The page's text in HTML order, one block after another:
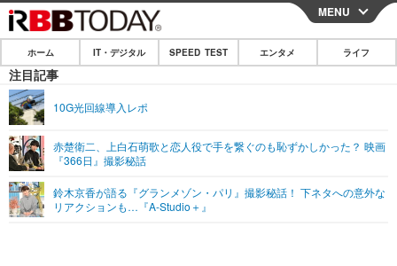
CLOSE
ホーム
IT・デジタル
ネタ
ショッピング その他
SPEED TEST
エンタメ
エンタメTOP
ライフ
MENU
ホーム IT・デジタル SPEED TEST エンタメ ライフ
注目記事
10G光回線導入レポ
赤楚衛二、上白石萌歌と恋人役で手を繋ぐのも恥ずかしかった？ 映画
『366日』撮影秘話
鈴木京香が語る『グランメゾン・パリ』撮影秘話！ 下ネタへの意外な
リアクションも…『A-Studio＋』